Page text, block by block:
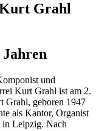
Grahl
und
Kurt Grahl ist am 2.
Grahl, geboren 1947
als Kantor, Organist
in Leipzig. Nach